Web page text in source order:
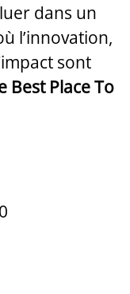
dans un
l’innovation,
sont
Best Place To